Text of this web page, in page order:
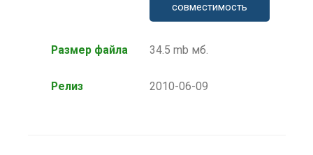
совместимость
Размер файла 34.5 mb мб.
Релиз 2010-06-09